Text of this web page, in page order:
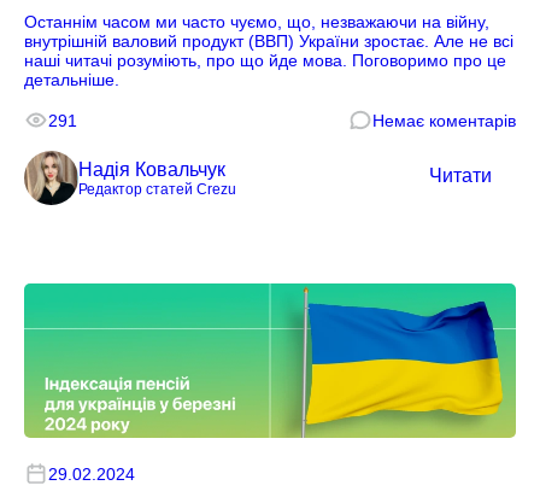
Останнім часом ми часто чуємо, що, незважаючи на війну,
внутрішній валовий продукт (ВВП) України зростає. Але не всі
наші читачі розуміють, про що йде мова. Поговоримо про це
детальніше.
291 Немає коментарів
Надія Ковальчук
Редактор статей Crezu
Читати
29.02.2024